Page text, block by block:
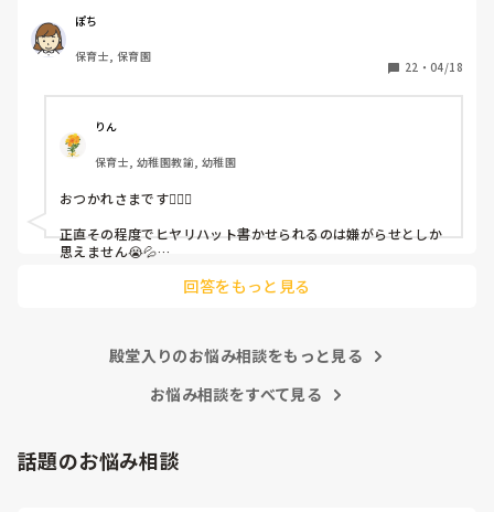
（そう言う本人は書かない）
しかも、上司に↑この内容でも
ちゃんと考えて対策を練って書き込むようにと。
呼ばれて一緒に対策を考えさせられること多数
これだけで30〜40分拘束されて辛いです
皆さんの園はどうですか?
ぽち
保育士, 保育園
22 ・ 04/18
りん
保育士, 幼稚園教諭, 幼稚園
おつかれさまです🙇🏻‍♀️
正直その程度でヒヤリハット書かせられるのは嫌がらせとしか
思えません😭💦
回答をもっと見る
殿堂入りのお悩み相談をもっと見る
お悩み相談をすべて見る
話題のお悩み相談